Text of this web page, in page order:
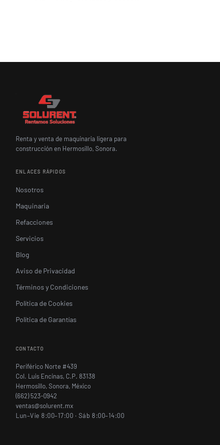
Renta y venta de maquinaria ligera para
construcción en Hermosillo, Sonora.
ENLACES RÁPIDOS
Nosotros
Maquinaria
Refacciones
Servicios
Blog
Aviso de Privacidad
Términos y Condiciones
Política de Cookies
Política de Garantías
CONTACTO
Periférico Norte #439
Col. Luis Encinas, C.P. 83138
Hermosillo, Sonora, México
(662) 523-0942
ventas@solurent.mx
Lun–Vie 8:00–17:00 · Sáb 8:00–14:00